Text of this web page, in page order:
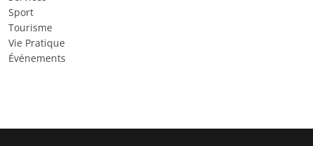
Sport
Tourisme
Vie Pratique
Événements